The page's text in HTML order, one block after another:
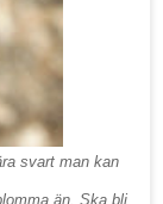
svart man kan
än. Ska bli